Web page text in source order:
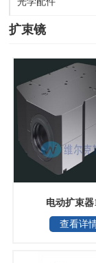
扩束镜
电动扩束器
查看详